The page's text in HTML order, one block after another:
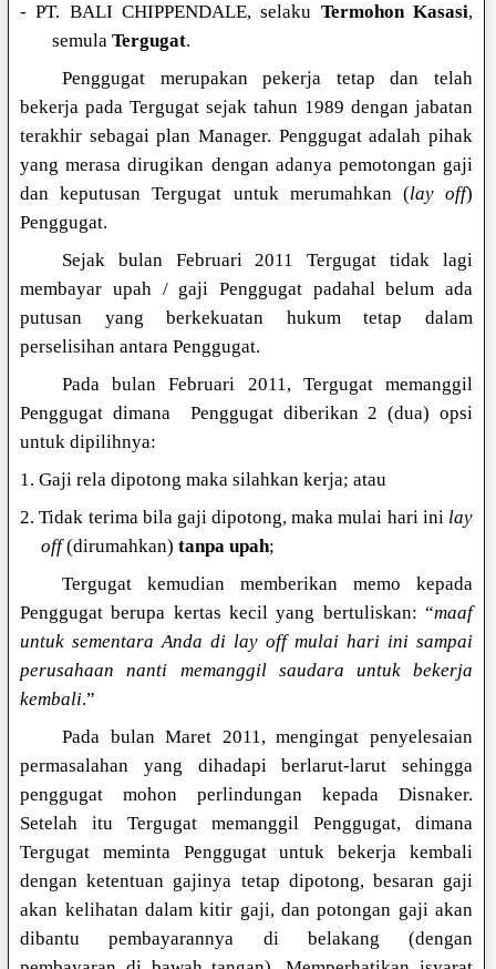
- PT. BALI CHIPPENDALE, selaku Termohon Kasasi,
semula Tergugat.
Penggugat merupakan pekerja tetap dan telah
bekerja pada Tergugat sejak tahun 1989 dengan jabatan
terakhir sebagai plan Manager. Penggugat adalah pihak
yang merasa dirugikan dengan adanya pemotongan gaji
dan keputusan Tergugat untuk merumahkan (lay off)
Penggugat.
Sejak bulan Februari 2011 Tergugat tidak lagi
membayar upah / gaji Penggugat padahal belum ada
putusan yang berkekuatan hukum tetap dalam
perselisihan antara Penggugat.
Pada bulan Februari 2011, Tergugat memanggil
Penggugat dimana Penggugat diberikan 2 (dua) opsi
untuk dipilihnya:
1. Gaji rela dipotong maka silahkan kerja; atau
2. Tidak terima bila gaji dipotong, maka mulai hari ini lay
off(dirumahkan)tanpa upah;
Tergugat kemudian memberikan memo kepada
Penggugat berupa kertas kecil yang bertuliskan: “maaf
untuk sementara Anda di lay off mulai hari ini sampai
perusahaan nanti memanggil saudara untuk bekerja
kembali.”
Pada bulan Maret 2011, mengingat penyelesaian
permasalahan yang dihadapi berlarut-larut sehingga
penggugat mohon perlindungan kepada Disnaker.
Setelah itu Tergugat memanggil Penggugat, dimana
Tergugat meminta Penggugat untuk bekerja kembali
dengan ketentuan gajinya tetap dipotong, besaran gaji
akan kelihatan dalam kitir gaji, dan potongan gaji akan
dibantu pembayarannya di belakang (dengan